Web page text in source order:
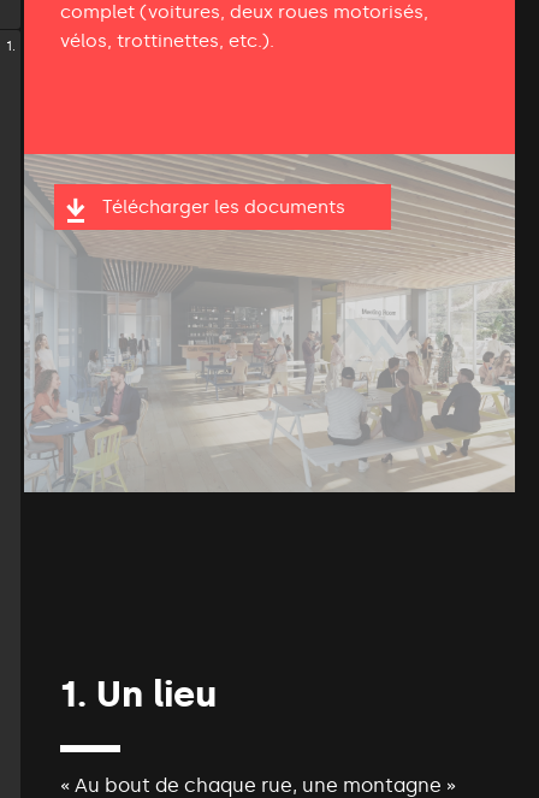
complet (voitures, deux roues motorisés,
vélos, trottinettes, etc.).
Télécharger les documents
1. Un lieu
« Au bout de chaque rue, une montagne »
1.